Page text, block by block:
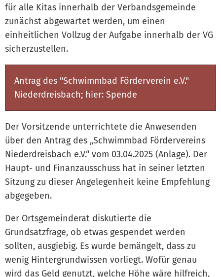
für alle Kitas innerhalb der Verbandsgemeinde
zunächst abgewartet werden, um einen
einheitlichen Vollzug der Aufgabe innerhalb der VG
sicherzustellen.
Antrag des "Schwimmbad Förderverein e.V."
Niederdreisbach; hier: Spende
Der Vorsitzende unterrichtete die Anwesenden
über den Antrag des „Schwimmbad Fördervereins
Niederdreisbach e.V.“ vom 03.04.2025 (Anlage). Der
Haupt- und Finanzausschuss hat in seiner letzten
Sitzung zu dieser Angelegenheit keine Empfehlung
abgegeben.
Der Ortsgemeinderat diskutierte die
Grundsatzfrage, ob etwas gespendet werden
sollten, ausgiebig. Es wurde bemängelt, dass zu
wenig Hintergrundwissen vorliegt. Wofür genau
wird das Geld genutzt, welche Höhe wäre hilfreich,